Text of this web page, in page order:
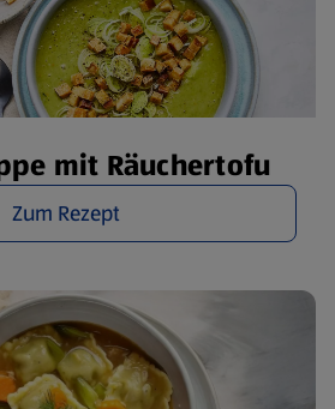
mit Räuchertofu
Zum Rezept